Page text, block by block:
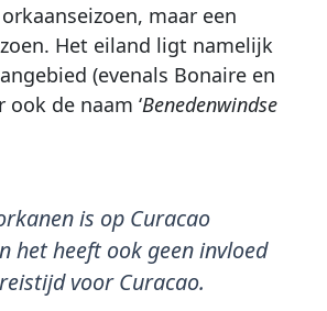
maar een
Het eiland ligt namelijk
(evenals Bonaire en
ook de naam ‘Benedenwindse
is op Curacao
het heeft ook geen invloed
voor Curacao.